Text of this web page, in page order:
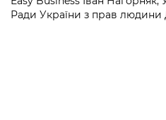
Ради України з прав людини